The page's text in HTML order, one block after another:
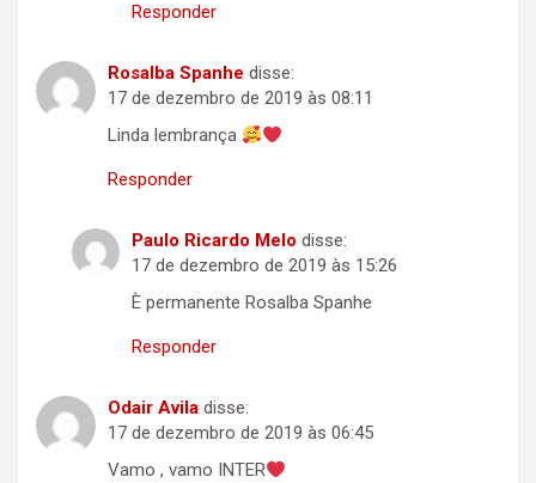
Responder
Rosalba Spanhe disse:
17 de dezembro de 2019 às 08:11
Linda lembrança
Responder
Paulo Ricardo Melo disse:
17 de dezembro de 2019 às 15:26
È permanente Rosalba Spanhe
Responder
Odair Avila disse:
17 de dezembro de 2019 às 06:45
Vamo , vamo INTER